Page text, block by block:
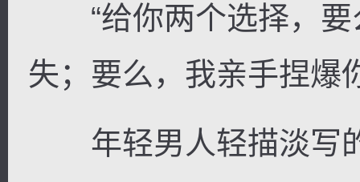
“给你两个选择，要
失；要么，我亲手捏爆
年轻男人轻描淡写